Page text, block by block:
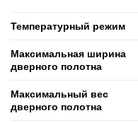
Температурный режим
Максимальная ширина
дверного полотна
Максимальный вес
дверного полотна